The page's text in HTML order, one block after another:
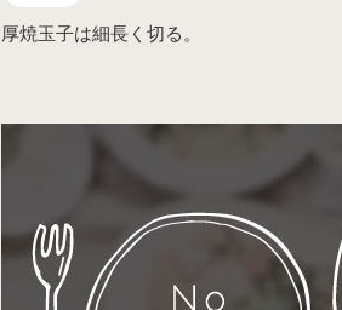
厚焼玉子は細長く切る。